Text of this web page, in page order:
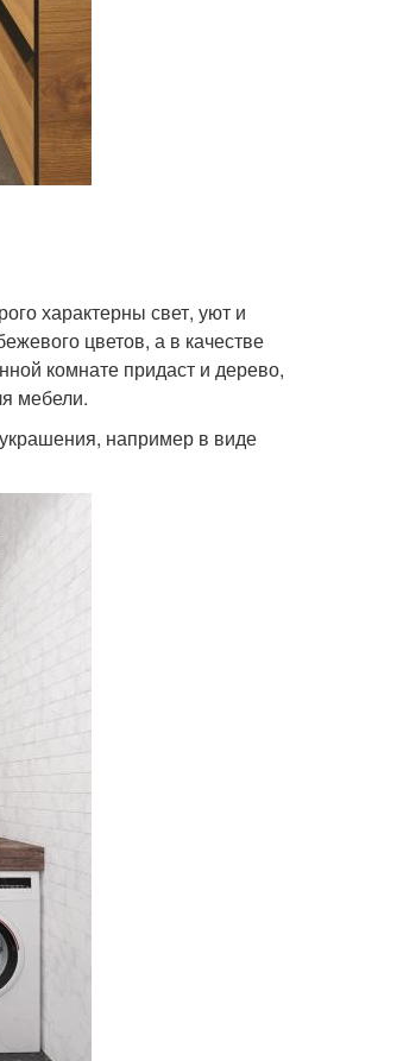
характерны свет, уют и
цветов, а в качестве
комнате придаст и дерево,
мебели.
например в виде